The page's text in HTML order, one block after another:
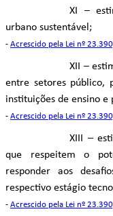
XI –
urbano sustentável;
- Acrescido pela Lei nº
XII –
entre setores público,
instituições de ensino e
- Acrescido pela Lei nº
XIII –
que respeitem o
responder aos
respectivo estágio
- Acrescido pela Lei nº